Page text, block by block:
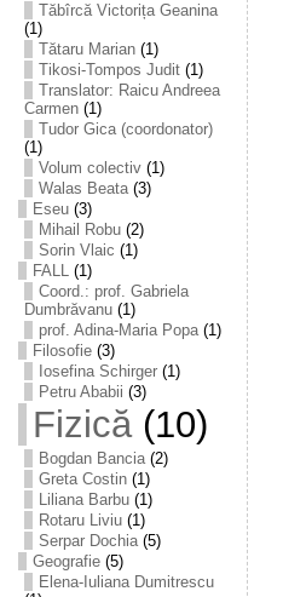
Tăbîrcă Victorița Geanina
(1)
Tătaru Marian(1)
Tikosi-Tompos Judit(1)
Translator: Raicu Andreea
Carmen(1)
Tudor Gica (coordonator)
(1)
Volum colectiv(1)
Walas Beata(3)
Eseu(3)
Mihail Robu(2)
Sorin Vlaic (1)
FALL(1)
Coord.: prof. Gabriela
Dumbrăvanu(1)
prof. Adina-Maria Popa(1)
Filosofie(3)
Iosefina Schirger(1)
Petru Ababii (3)
Fizică(10)
Bogdan Bancia(2)
Greta Costin(1)
Liliana Barbu(1)
Rotaru Liviu(1)
Serpar Dochia(5)
Geografie(5)
Elena-Iuliana Dumitrescu